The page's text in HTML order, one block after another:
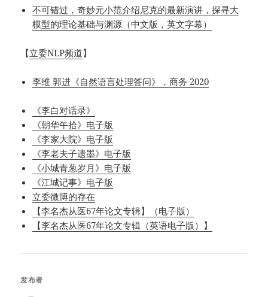
不可错过，奇妙元小范介绍尼克的最新演讲，探寻大
模型的理论基础与渊源（中文版，英文字幕）
【立委NLP频道】
李维 郭进《自然语言处理答问》，商务 2020
《李白对话录》
《朝华午拾》电子版
《李家大院》电子版
《李老夫子遗墨》电子版
《小城青葱岁月》电子版
《江城记事》电子版
立委微博的存在
【李名杰从医67年论文专辑】（电子版）
【李名杰从医67年论文专辑（英语电子版）】
发布者